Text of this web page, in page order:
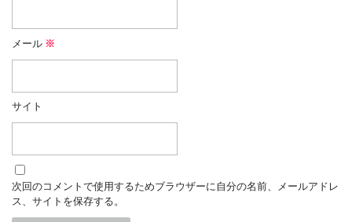
メール ※
サイト
次回のコメントで使用するためブラウザーに自分の名前、メールアドレ
ス、サイトを保存する。